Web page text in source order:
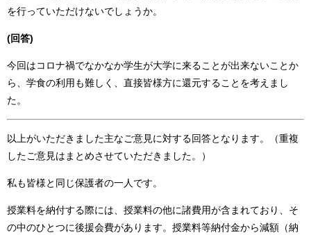
を行っていただけないでしょうか。
(回答)
今回はコロナ禍でなかなか学生が大学に来ることが出来ないことか
ら、学食の利用も難しく、直接皆様方に還元することを考えまし
た。
以上がいただきました主なご意見に対する回答となります。（重複
したご意見はまとめさせていただきました。）
私も皆様と同じ保護者の一人です。
授業料を納付する際には、授業料の他に諸費用が含まれており、そ
の中のひとつに後援会費があります。授業料等納付金から減額（納